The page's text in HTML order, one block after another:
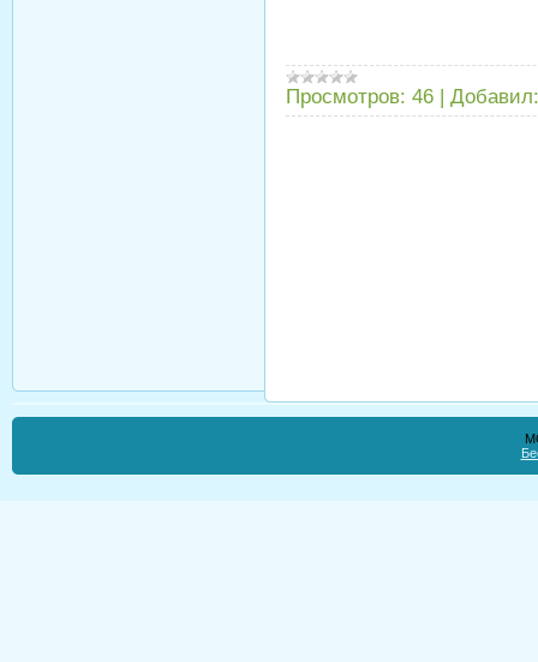
Просмотров: 46 | Добавил: